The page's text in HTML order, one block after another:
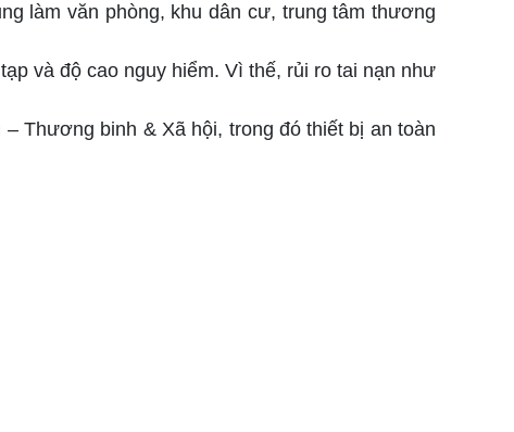
làm văn phòng, khu dân cư, trung tâm thương
và độ cao nguy hiểm. Vì thế, rủi ro tai nạn như
Thương binh & Xã hội, trong đó thiết bị an toàn